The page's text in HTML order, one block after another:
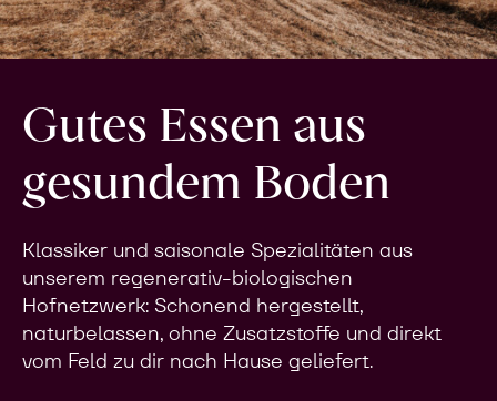
Gutes Essen aus
gesundem Boden
Klassiker und saisonale Spezialitäten aus
unserem regenerativ-biologischen
Hofnetzwerk: Schonend hergestellt,
naturbelassen, ohne Zusatzstoffe und direkt
vom Feld zu dir nach Hause geliefert.